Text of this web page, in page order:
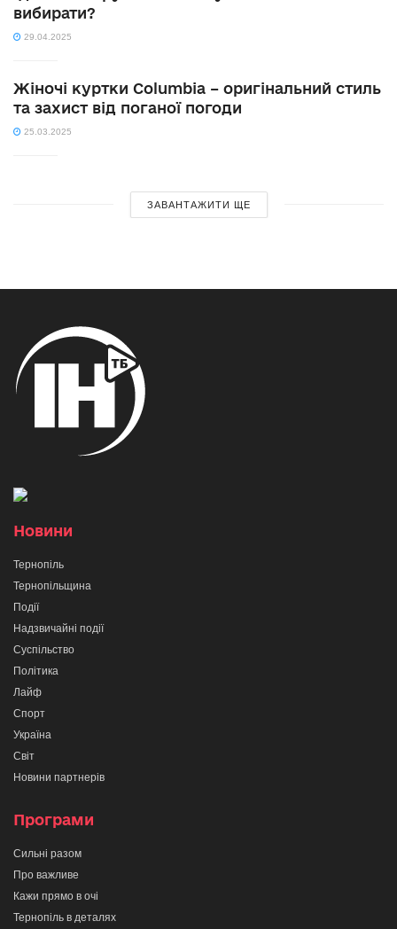
вибирати?
29.04.2025
Жіночі куртки Columbia – оригінальний стиль
та захист від поганої погоди
25.03.2025
ЗАВАНТАЖИТИ ЩЕ
Новини
Тернопіль
Тернопільщина
Події
Надзвичайні події
Суспільство
Політика
Лайф
Спорт
Україна
Світ
Новини партнерів
Програми
Сильні разом
Про важливе
Кажи прямо в очі
Тернопіль в деталях